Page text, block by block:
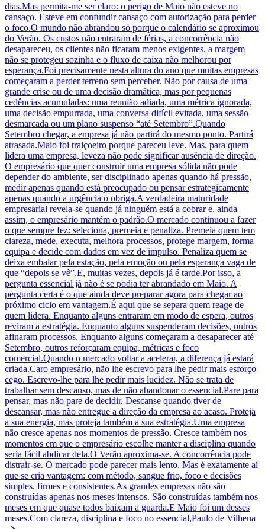
dias.Mas permita-me ser claro: o perigo de Maio não esteve no
cansaço. Esteve em confundir cansaço com autorização para perder
o foco.O mundo não abrandou só porque o calendário se aproximou
do Verão. Os custos não entraram de férias, a concorrência não
desapareceu, os clientes não ficaram menos exigentes, a margem
não se protegeu sozinha e o fluxo de caixa não melhorou por
esperança.Foi precisamente nesta altura do ano que muitas empresas
começaram a perder terreno sem perceber. Não por causa de uma
grande crise ou de uma decisão dramática, mas por pequenas
cedências acumuladas: uma reunião adiada, uma métrica ignorada,
uma decisão empurrada, uma conversa difícil evitada, uma sessão
desmarcada ou um plano suspenso “até Setembro”.Quando
Setembro chegar, a empresa já não partirá do mesmo ponto. Partirá
atrasada.Maio foi traiçoeiro porque pareceu leve. Mas, para quem
lidera uma empresa, leveza não pode significar ausência de direção.
O empresário que quer construir uma empresa sólida não pode
depender do ambiente, ser disciplinado apenas quando há pressão,
medir apenas quando está preocupado ou pensar estrategicamente
apenas quando a urgência o obriga.A verdadeira maturidade
empresarial revela-se quando já ninguém está a cobrar e, ainda
assim, o empresário mantém o padrão.O mercado continuou a fazer
o que sempre fez: seleciona, premeia e penaliza. Premeia quem tem
clareza, mede, executa, melhora processos, protege margem, forma
equipa e decide com dados em vez de impulso. Penaliza quem se
deixa embalar pela estação, pela emoção ou pela esperança vaga de
que “depois se vê”.E, muitas vezes, depois já é tarde.Por isso, a
pergunta essencial já não é se podia ter abrandado em Maio. A
pergunta certa é o que ainda deve preparar agora para chegar ao
próximo ciclo em vantagem.É aqui que se separa quem reage de
quem lidera. Enquanto alguns entraram em modo de espera, outros
reviram a estratégia. Enquanto alguns suspenderam decisões, outros
afinaram processos. Enquanto alguns começaram a desaparecer até
Setembro, outros reforçaram equipa, métricas e foco
comercial.Quando o mercado voltar a acelerar, a diferença já estará
criada.Caro empresário, não lhe escrevo para lhe pedir mais esforço
cego. Escrevo-lhe para lhe pedir mais lucidez. Não se trata de
trabalhar sem descanso, mas de não abandonar o essencial.Pare para
pensar, mas não pare de decidir. Descanse quando tiver de
descansar, mas não entregue a direção da empresa ao acaso. Proteja
a sua energia, mas proteja também a sua estratégia.Uma empresa
não cresce apenas nos momentos de pressão. Cresce também nos
momentos em que o empresário escolhe manter a disciplina quando
seria fácil abdicar dela.O Verão aproxima-se. A concorrência pode
distrair-se. O mercado pode parecer mais lento. Mas é exatamente aí
que se cria vantagem: com método, sangue frio, foco e decisões
simples, firmes e consistentes.As grandes empresas não são
construídas apenas nos meses intensos. São construídas também nos
meses em que quase todos baixam a guarda.E Maio foi um desses
meses.Com clareza, disciplina e foco no essencial,Paulo de Vilhena